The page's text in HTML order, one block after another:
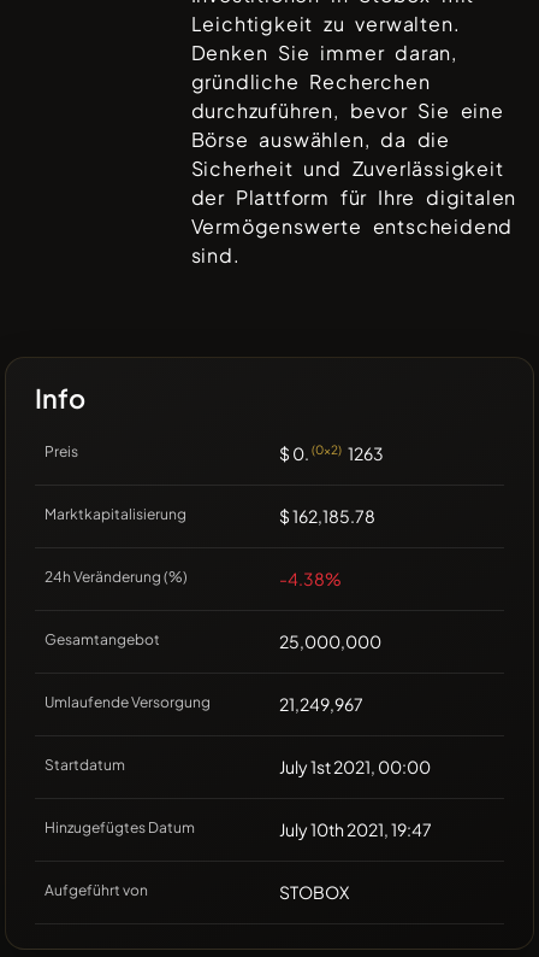
Leichtigkeit zu verwalten.
Denken Sie immer daran,
gründliche Recherchen
durchzuführen, bevor Sie eine
Börse auswählen, da die
Sicherheit und Zuverlässigkeit
der Plattform für Ihre digitalen
Vermögenswerte entscheidend
sind.
Info
Preis $ 0. (0x2) 1263
Marktkapitalisierung $ 162,185.78
24h Veränderung (%) -4.38%
Gesamtangebot 25,000,000
Umlaufende Versorgung 21,249,967
Startdatum July 1st 2021, 00:00
Hinzugefügtes Datum July 10th 2021, 19:47
Aufgeführt von STOBOX